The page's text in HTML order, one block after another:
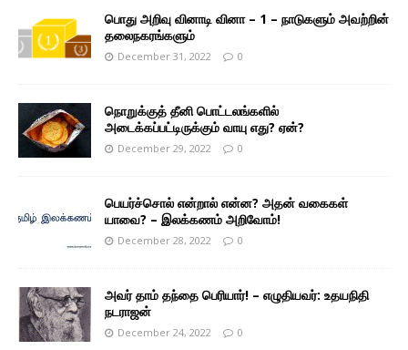
பொது அறிவு வினாடி வினா – 1 – நாடுகளும் அவற்றின்
தலைநகரங்களும்
December 31, 2022 0
நொறுக்குத் தீனி பொட்டலங்களில்
அடைக்கப்பட்டிருக்கும் வாயு எது? ஏன்?
December 29, 2022 0
பெயர்ச்சொல் என்றால் என்ன? அதன் வகைகள்
யாவை? – இலக்கணம் அறிவோம்!
December 28, 2022 0
அவர் தாம் தந்தை பெரியார்! – எழுதியவர்: உதயநிதி
நடராஜன்
December 24, 2022 0